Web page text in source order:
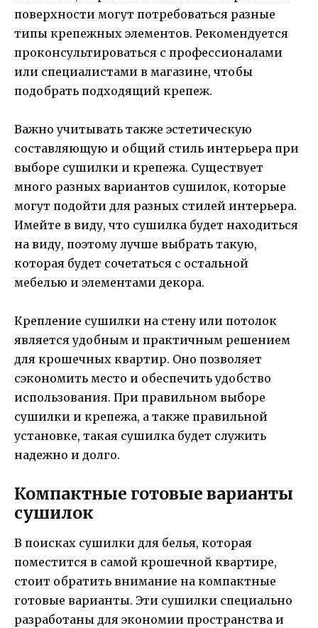
поверхности могут потребоваться разные
типы крепежных элементов. Рекомендуется
проконсультироваться с профессионалами
или специалистами в магазине, чтобы
подобрать подходящий крепеж.
Важно учитывать также эстетическую
составляющую и общий стиль интерьера при
выборе сушилки и крепежа. Существует
много разных вариантов сушилок, которые
могут подойти для разных стилей интерьера.
Имейте в виду, что сушилка будет находиться
на виду, поэтому лучше выбрать такую,
которая будет сочетаться с остальной
мебелью и элементами декора.
Крепление сушилки на стену или потолок
является удобным и практичным решением
для крошечных квартир. Оно позволяет
сэкономить место и обеспечить удобство
использования. При правильном выборе
сушилки и крепежа, а также правильной
установке, такая сушилка будет служить
надежно и долго.
Компактные готовые варианты
сушилок
В поисках сушилки для белья, которая
поместится в самой крошечной квартире,
стоит обратить внимание на компактные
готовые варианты. Эти сушилки специально
разработаны для экономии пространства и